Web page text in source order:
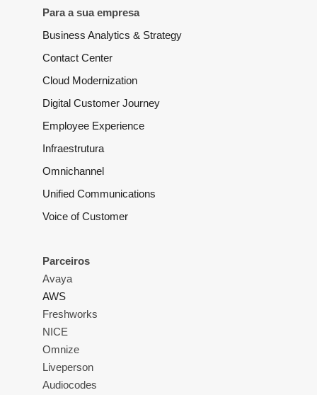
Para a sua empresa
Business Analytics & Strategy
Contact Center
Cloud Modernization
Digital Customer Journey
Employee Experience
Infraestrutura
Omnichannel
Unified Communications
Voice of Customer
Parceiros
Avaya
AWS
Freshworks
NICE
Omnize
Liveperson
Audiocodes